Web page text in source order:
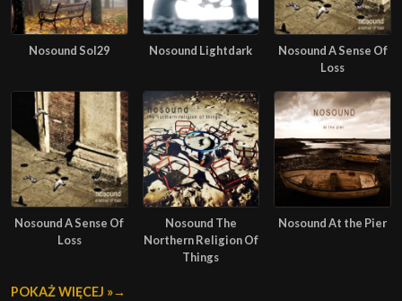
Nosound Sol29 Nosound Lightdark
Nosound A Sense Of
Loss
Nosound A Sense Of
Loss
Nosound The
Northern Religion Of
Things
Nosound At the Pier
POKAŻ WIĘCEJ »